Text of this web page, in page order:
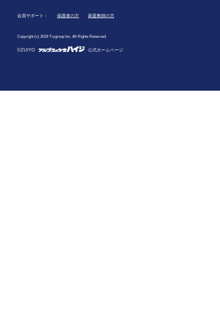
会員サポート： 保護者の方 家庭教師の方
Copyright (c) 2019 Trygroup Inc. All Rights Reserved.
©ZUIYO 公式ホームページ